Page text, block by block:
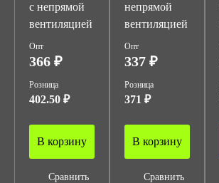
с непрямой
вентиляцией
Опт
366 ₽
Розница
402.50 ₽
В корзину
Сравнить
непрямой
вентиляцией
Опт
337 ₽
Розница
371 ₽
В корзину
Сравнить